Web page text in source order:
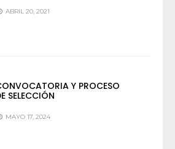
ABRIL 20, 2021
Y PROCESO
SELECCIÓN
MAYO 17, 2024